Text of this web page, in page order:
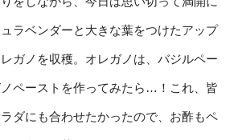
ラベンダーと大きな葉をつけたアップ
ガノを収穫。オレガノは、バジルペー
ペーストを作ってみたら…！これ、皆
ダにも合わせたかったので、お酢もペ